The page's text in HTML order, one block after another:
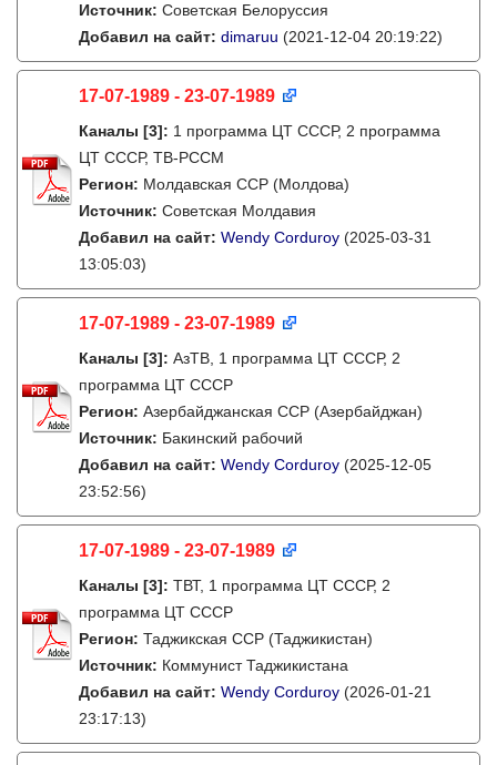
Источник: Советская Белоруссия
Добавил на сайт: dimaruu (2021-12-04 20:19:22)
17-07-1989 - 23-07-1989
Каналы [3]: 1 программа ЦТ СССР, 2 программа
ЦТ СССР, ТВ-РССМ
Регион: Молдавская ССР (Молдова)
Источник: Советская Молдавия
Добавил на сайт: Wendy Corduroy (2025-03-31
13:05:03)
17-07-1989 - 23-07-1989
Каналы [3]: АзТВ, 1 программа ЦТ СССР, 2
программа ЦТ СССР
Регион: Азербайджанская ССР (Азербайджан)
Источник: Бакинский рабочий
Добавил на сайт: Wendy Corduroy (2025-12-05
23:52:56)
17-07-1989 - 23-07-1989
Каналы [3]: ТВТ, 1 программа ЦТ СССР, 2
программа ЦТ СССР
Регион: Таджикская ССР (Таджикистан)
Источник: Коммунист Таджикистана
Добавил на сайт: Wendy Corduroy (2026-01-21
23:17:13)